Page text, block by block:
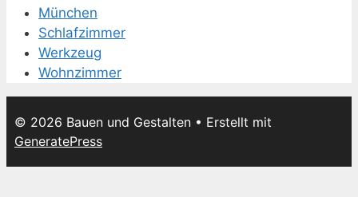
München
Schlafzimmer
Werkzeug
Wohnzimmer
© 2026 Bauen und Gestalten • Erstellt mit
GeneratePress